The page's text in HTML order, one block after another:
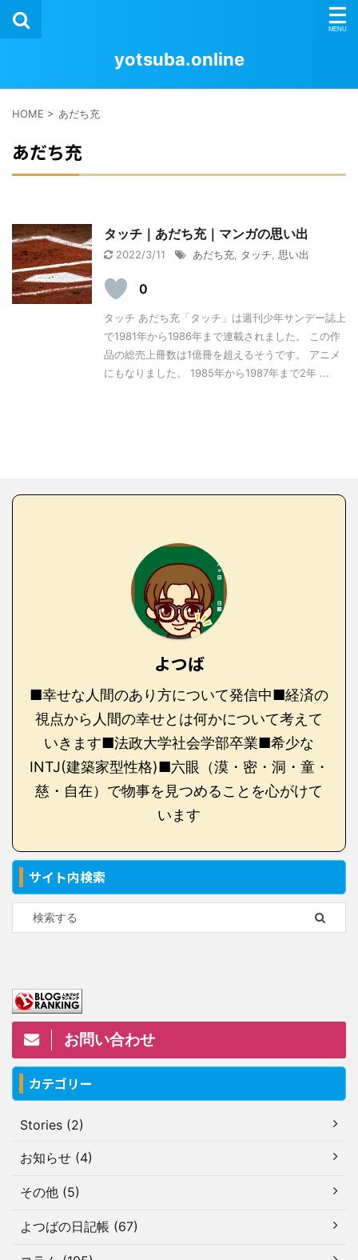
yotsuba.online
HOME > あだち充
あだち充
タッチ｜あだち充｜マンガの思い出
2022/3/11 あだち充 タッチ 思い出
0
タッチ あだち充「タッチ」は週刊少年サンデー誌上
で1981年から1986年まで連載されました。 この作
品の総売上冊数は1億冊を超えるそうです。 アニメ
にもなりました。 1985年から1987年まで2年 ...
よつば
■幸せな人間のあり方について発信中■経済の
視点から人間の幸せとは何かについて考えて
いきます■法政大学社会学部卒業■希少な
INTJ(建築家型性格)■六眼（漠・密・洞・童・
慈・自在）で物事を見つめることを心がけて
います
サイト内検索
お問い合わせ
カテゴリー
Stories (2)
お知らせ (4)
その他 (5)
よつばの日記帳 (67)